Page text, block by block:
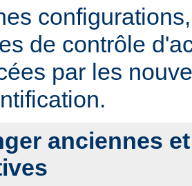
de contrôle
par les
anciennes